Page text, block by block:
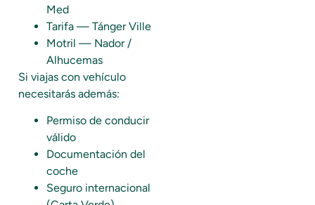
Med
Tarifa — Tánger Ville
Motril — Nador /
Alhucemas
Si viajas con vehículo
necesitarás además:
Permiso de conducir
válido
Documentación del
coche
Seguro internacional